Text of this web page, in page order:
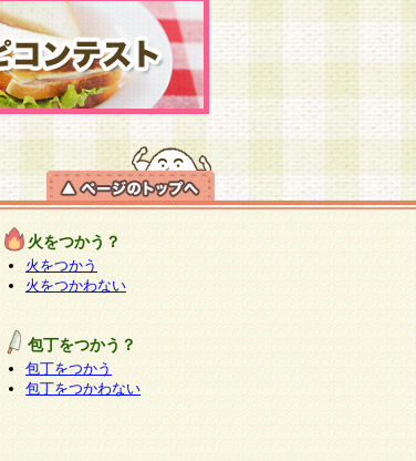
火をつかう？
火をつかう
火をつかわない
包丁をつかう？
包丁をつかう
包丁をつかわない